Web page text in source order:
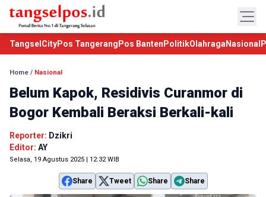
TangselCityPos Tangerang Pos Banten PolitikOlahraga Nasional
Home / Nasional
Belum Kapok, Residivis Curanmor di
Bogor Kembali Beraksi Berkali-kali
Reporter: Dzikri
Editor: AY
Selasa, 19 Agustus 2025 | 12:32 WIB
Share Tweet Share Share